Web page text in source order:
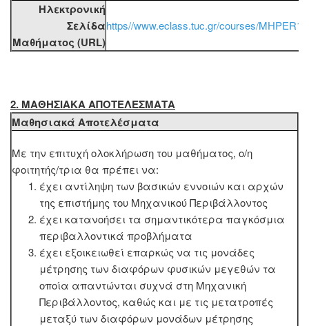
Ηλεκτρονική
Σελίδα
Μαθήματος (URL)
https//www.eclass.tuc.gr/courses/
2. MΑΘΗΣΙΑΚΑ ΑΠΟΤΕΛΕΣΜΑΤΑ
Μαθησιακά Αποτελέσματα
Με την επιτυχή ολοκλήρωση του μαθήματος, ο/η
φοιτητής/τρια θα πρέπει να:
έχει αντίληψη των βασικών εννοιών και αρχών
της επιστήμης του Μηχανικού Περιβάλλοντος
έχει κατανοήσει τα σημαντικότερα παγκόσμια
περιβαλλοντικά προβλήματα
έχει εξοικειωθεί επαρκώς να τις μονάδες
μέτρησης των διαφόρων φυσικών μεγεθών τα
οποία απαντώνται συχνά στη Μηχανική
Περιβάλλοντος, καθώς και με τις μετατροπές
μεταξύ των διαφόρων μονάδων μέτρησης